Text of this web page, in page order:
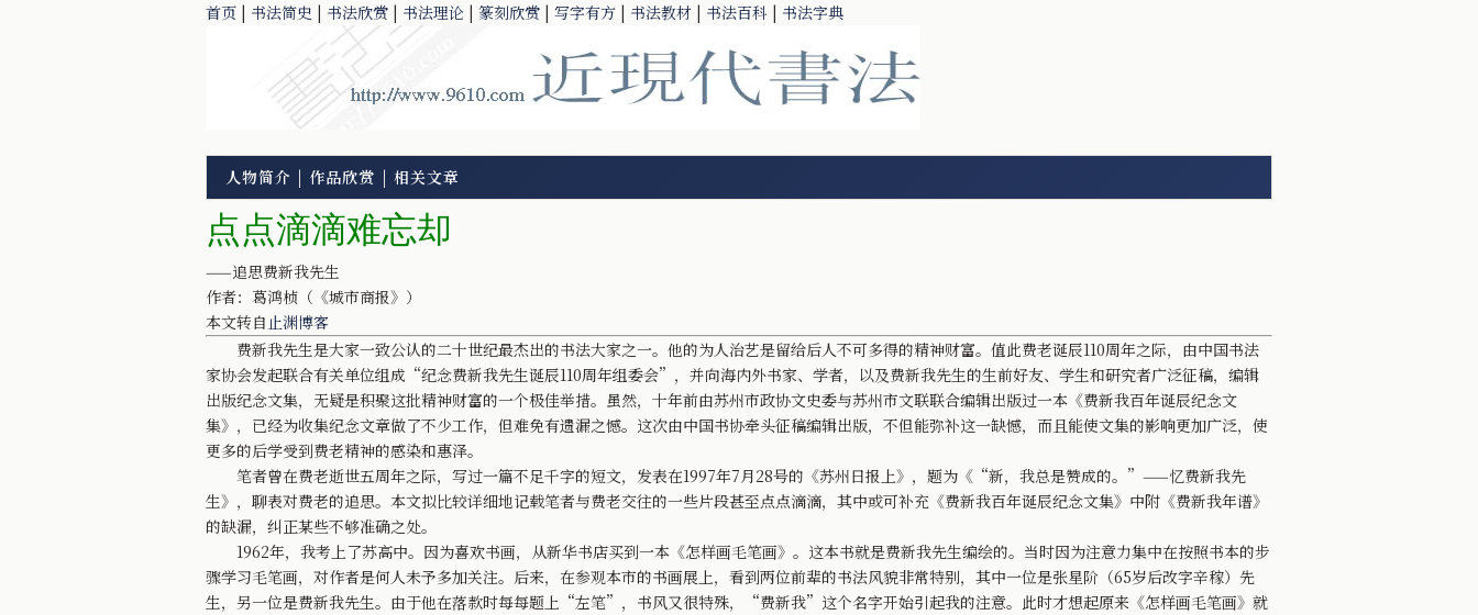
首页 | 书法简史 | 书法欣赏 | 书法理论 | 篆刻欣赏 | 写字有方 | 书法教材 | 书法百科 | 书法字典
人物简介 | 作品欣赏 | 相关文章
点点滴滴难忘却
——追思费新我先生
作者：葛鸿桢（《城市商报》）
本文转自 止渊博客
费新我先生是大家一致公认的二十世纪最杰出的书法大家之一。他的为人治艺是留给后人不可多得的精神财富。值此费老诞辰110周年之际，由中国书法
家协会发起联合有关单位组成“纪念费新我先生诞辰110周年组委会”，并向海内外书家、学者，以及费新我先生的生前好友、学生和研究者广泛征稿，编辑
出版纪念文集，无疑是积聚这批精神财富的一个极佳举措。虽然，十年前由苏州市政协文史委与苏州市文联联合编辑出版过一本《费新我百年诞辰纪念文
集》，已经为收集纪念文章做了不少工作，但难免有遗漏之憾。这次由中国书协牵头征稿编辑出版，不但能弥补这一缺憾，而且能使文集的影响更加广泛，使
更多的后学受到费老精神的感染和惠泽。
笔者曾在费老逝世五周年之际，写过一篇不足千字的短文，发表在1997年7月28号的《苏州日报上》，题为《“新，我总是赞成的。”——忆费新我先
生》，聊表对费老的追思。本文拟比较详细地记载笔者与费老交往的一些片段甚至点点滴滴，其中或可补充《费新我百年诞辰纪念文集》中附《费新我年谱》
的缺漏，纠正某些不够准确之处。
1962年，我考上了苏高中。因为喜欢书画，从新华书店买到一本《怎样画毛笔画》。这本书就是费新我先生编绘的。当时因为注意力集中在按照书本的步
骤学习毛笔画，对作者是何人未予多加关注。后来，在参观本市的书画展上，看到两位前辈的书法风貌非常特别，其中一位是张星阶（65岁后改字辛稼）先
生，另一位是费新我先生。由于他在落款时每每题上“左笔”，书风又很特殊，“费新我”这个名字开始引起我的注意。此时才想起原来《怎样画毛笔画》就